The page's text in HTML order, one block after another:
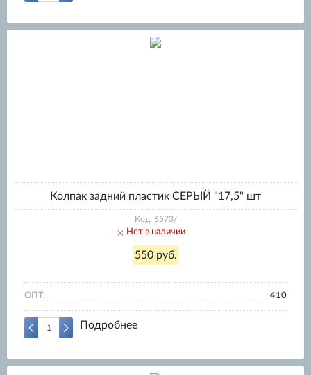
Колпак задний пластик СЕРЫЙ "17,5" шт
Код: 6573/
Нет в наличии
550 руб.
ОПТ: 410
Подробнее